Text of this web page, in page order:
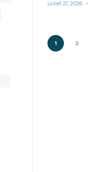
globale.
juillet 27, 2026
1 2